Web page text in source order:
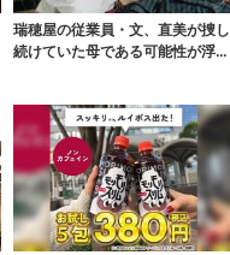
瑞穂屋の従業員・文、直美が捜し
続けていた母である可能性が浮